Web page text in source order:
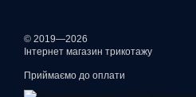
© 2019—2026
Інтернет магазин трикотажу
Приймаємо до оплати